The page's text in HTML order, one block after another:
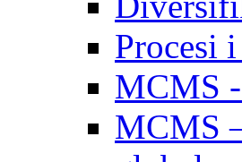
Procesi
MCMS
MCMS